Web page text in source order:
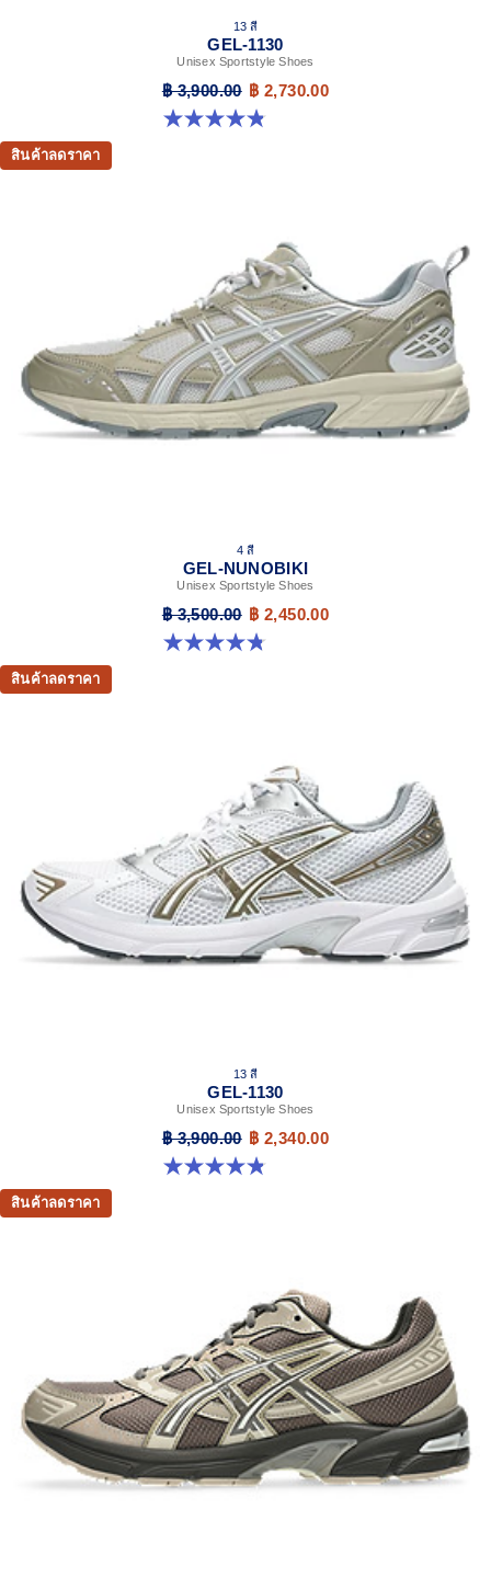
13 สี
GEL-1130
Unisex Sportstyle Shoes
฿ 3,900.00 ฿ 2,730.00
4.8 จาก 5 ดาว 401 รีวิว
สินค้าลดราคา
4 สี
GEL-NUNOBIKI
Unisex Sportstyle Shoes
฿ 3,500.00 ฿ 2,450.00
4.8 จาก 5 ดาว 179 รีวิว
สินค้าลดราคา
13 สี
GEL-1130
Unisex Sportstyle Shoes
฿ 3,900.00 ฿ 2,340.00
4.8 จาก 5 ดาว 401 รีวิว
สินค้าลดราคา